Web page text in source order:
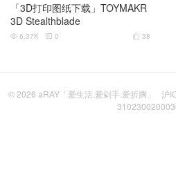
「3D打印图纸下载」TOYMAKR
3D Stealthblade
 38
 6.37K  0
© 2026 aRAY「爱生活.爱剁手.爱折腾」 沪